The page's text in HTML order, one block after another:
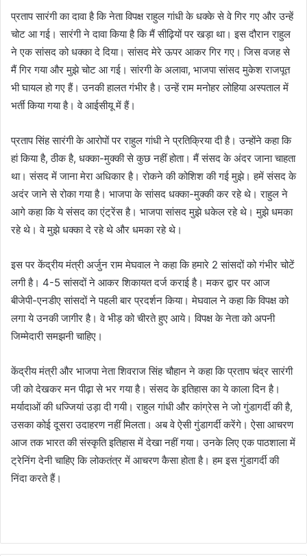
प्रताप सारंगी का दावा है कि नेता विपक्ष राहुल गांधी के धक्के से वे गिर गए और उन्हें
चोट आ गई। सारंगी ने दावा किया है कि मैं सीढ़ियों पर खड़ा था। इस दौरान राहुल
ने एक सांसद को धक्का दे दिया। सांसद मेरे ऊपर आकर गिर गए। जिस वजह से
मैं गिर गया और मुझे चोट आ गई। सांरगी के अलावा, भाजपा सांसद मुकेश राजपूत
भी घायल हो गए हैं। उनकी हालत गंभीर है। उन्हें राम मनोहर लोहिया अस्पताल में
भर्ती किया गया है। वे आईसीयू में हैं।
प्रताप सिंह सारंगी के आरोपों पर राहुल गांधी ने प्रतिक्रिया दी है। उन्होंने कहा कि
हां किया है, ठीक है, धक्का-मुक्की से कुछ नहीं होता। मैं संसद के अंदर जाना चाहता
था। संसद में जाना मेरा अधिकार है। रोकने की कोशिश की गई मुझे। हमें संसद के
अदंर जाने से रोका गया है। भाजपा के सांसद धक्का-मुक्की कर रहे थे। राहुल ने
आगे कहा कि ये संसद का एंट्रेंस है। भाजपा सांसद मुझे धकेल रहे थे। मुझे धमका
रहे थे। वे मुझे धक्का दे रहे थे और धमका रहे थे।
इस पर केंद्रीय मंत्री अर्जुन राम मेघवाल ने कहा कि हमारे 2 सांसदों को गंभीर चोटें
लगी है। 4-5 सांसदों ने आकर शिकायत दर्ज कराई है। मकर द्वार पर आज
बीजेपी-एनडीए सांसदों ने पहली बार प्रदर्शन किया। मेघवाल ने कहा कि विपक्ष को
लगा ये उनकी जागीर है। वे भीड़ को चीरते हुए आये। विपक्ष के नेता को अपनी
जिम्मेदारी समझनी चाहिए।
केंद्रीय मंत्री और भाजपा नेता शिवराज सिंह चौहान ने कहा कि प्रताप चंद्र सारंगी
जी को देखकर मन पीढ़ा से भर गया है। संसद के इतिहास का ये काला दिन है।
मर्यादाओं की धज्जियां उड़ा दी गयी। राहुल गांधी और कांग्रेस ने जो गुंडागर्दी की है,
उसका कोई दूसरा उदाहरण नहीं मिलता। अब वे ऐसी गुंडागर्दी करेंगे। ऐसा आचरण
आज तक भारत की संस्कृति इतिहास में देखा नहीं गया। उनके लिए एक पाठशाला में
ट्रेनिंग देनी चाहिए कि लोकतंत्र में आचरण कैसा होता है। हम इस गुंडागर्दी की
निंदा करते हैं।